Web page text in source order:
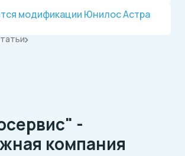
модификации Юнилос Астра
-
компания